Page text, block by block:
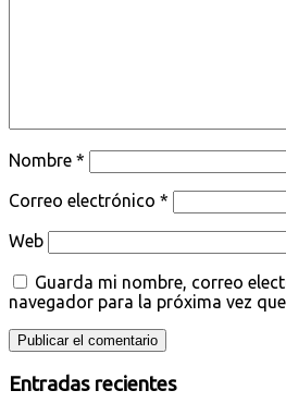
Nombre *
Correo electrónico *
Web
Guarda mi nombre, correo
navegador para la próxima vez
Entradas recientes